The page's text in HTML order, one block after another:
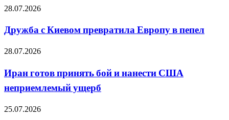
так,
как
хочет
Дружба
Киевом
превратила
в
28.07.2026
Дружба с Киевом превратила Европу в пепел
Иран
принять
бой
и
США
неприемлемый
28.07.2026
Иран готов принять бой и нанести США
неприемлемый ущерб
«Метились
25.07.2026